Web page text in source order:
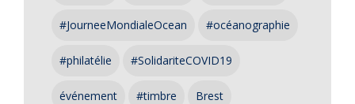
#JourneeMondialeOcean #océanographie
#philatélie #SolidariteCOVID19
événement #timbre Brest